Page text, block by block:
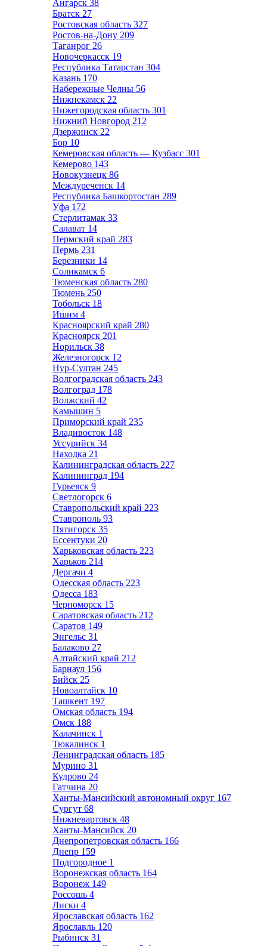
Ангарск 38
Братск 27
Ростовская область 327
Ростов-на-Дону 209
Таганрог 26
Новочеркасск 19
Республика Татарстан 304
Казань 170
Набережные Челны 56
Нижнекамск 22
Нижегородская область 301
Нижний Новгород 212
Дзержинск 22
Бор 10
Кемеровская область — Кузбасс 301
Кемерово 143
Новокузнецк 86
Междуреченск 14
Республика Башкортостан 289
Уфа 172
Стерлитамак 33
Салават 14
Пермский край 283
Пермь 231
Березники 14
Соликамск 6
Тюменская область 280
Тюмень 250
Тобольск 18
Ишим 4
Красноярский край 280
Красноярск 201
Норильск 38
Железногорск 12
Нур-Султан 245
Волгоградская область 243
Волгоград 178
Волжский 42
Камышин 5
Приморский край 235
Владивосток 148
Уссурийск 34
Находка 21
Калининградская область 227
Калининград 194
Гурьевск 9
Светлогорск 6
Ставропольский край 223
Ставрополь 93
Пятигорск 35
Ессентуки 20
Харьковская область 223
Харьков 214
Дергачи 4
Одесская область 223
Одесса 183
Черноморск 15
Саратовская область 212
Саратов 149
Энгельс 31
Балаково 27
Алтайский край 212
Барнаул 156
Бийск 25
Новоалтайск 10
Ташкент 197
Омская область 194
Омск 188
Калачинск 1
Тюкалинск 1
Ленинградская область 185
Мурино 31
Кудрово 24
Гатчина 20
Ханты-Мансийский автономный округ 167
Сургут 68
Нижневартовск 48
Ханты-Мансийск 20
Днепропетровская область 166
Днепр 159
Подгородное 1
Воронежская область 164
Воронеж 149
Россошь 4
Лиски 4
Ярославская область 162
Ярославль 120
Рыбинск 31